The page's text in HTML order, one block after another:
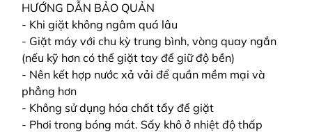
HƯỚNG DẪN BẢO QUẢN
- Khi giặt không ngâm quá lâu
- Giặt máy với chu kỳ trung bình, vòng quay ngắn
(nếu kỹ hơn có thể giặt tay để giữ độ bền)
- Nên kết hợp nước xả vải để quần mềm mại và
phẳng hơn
- Không sử dụng hóa chất tẩy để giặt
- Phơi trong bóng mát. Sấy khô ở nhiệt độ thấp